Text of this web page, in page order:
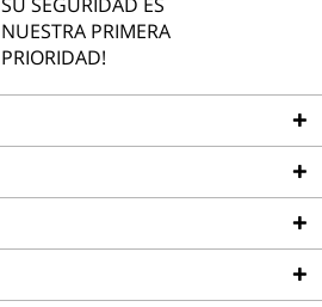
NUESTRA PRIMERA
PRIORIDAD!